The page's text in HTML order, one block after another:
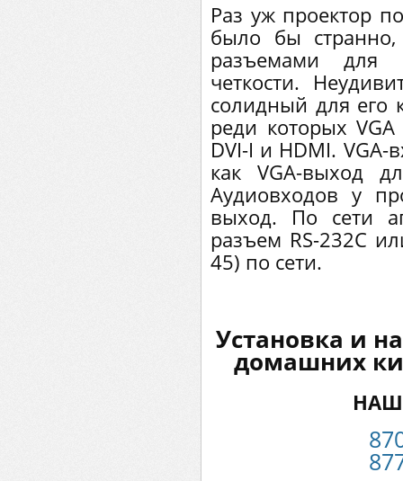
Раз уж проектор
было бы
разъемами для
четкости.
солидный для его
реди которых
DVI-I и HDMI. VGA-
как VGA-выход
Аудиовходов у
выход. По сети
разъем RS-232C
45) по сети.
Установка и
домашних